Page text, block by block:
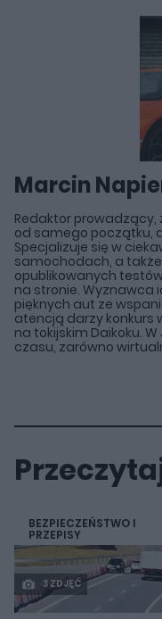
Marcin
Redaktor prowadzący,
od samego początku,
Specjalizuje się w
samochodach, a
opublikowanych
na stronie. Wyznawca
pięknych aut ze
atencją darzy konkurs
na tokijskim Daikoku.
czasu, zarówno
BEZPIECZEŃSTWO I
PRZEPISY
3 ZDJĘĆ